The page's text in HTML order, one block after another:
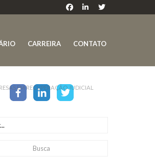
CARREIRA CONTATO
EM RECUPERAÇÃO JUDICIAL